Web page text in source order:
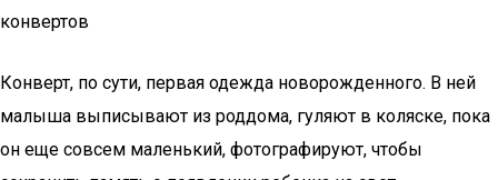
конвертов
Конверт, по сути, первая одежда новорожденного. В ней
малыша выписывают из роддома, гуляют в коляске, пока
он еще совсем маленький, фотографируют, чтобы